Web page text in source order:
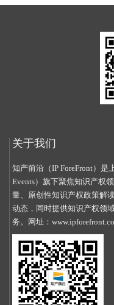
关于我们
知产前沿（IP ForeFront）是
Events）旗下聚焦知识产权
量、原创性知识产权政策解
动态，同时提供知识产权领
务。网址：